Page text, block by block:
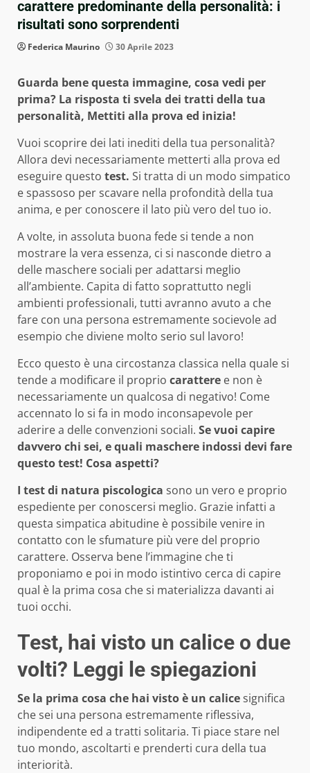
carattere predominante della personalità: i
risultati sono sorprendenti
Federica Maurino 30 Aprile 2023
Guarda bene questa immagine, cosa vedi per
prima? La risposta ti svela dei tratti della tua
personalità, Mettiti alla prova ed inizia!
Vuoi scoprire dei lati inediti della tua personalità?
Allora devi necessariamente metterti alla prova ed
eseguire questo test. Si tratta di un modo simpatico
e spassoso per scavare nella profondità della tua
anima, e per conoscere il lato più vero del tuo io.
A volte, in assoluta buona fede si tende a non
mostrare la vera essenza, ci si nasconde dietro a
delle maschere sociali per adattarsi meglio
all’ambiente. Capita di fatto soprattutto negli
ambienti professionali, tutti avranno avuto a che
fare con una persona estremamente socievole ad
esempio che diviene molto serio sul lavoro!
Ecco questo è una circostanza classica nella quale si
tende a modificare il proprio carattere e non è
necessariamente un qualcosa di negativo! Come
accennato lo si fa in modo inconsapevole per
aderire a delle convenzioni sociali. Se vuoi capire
davvero chi sei, e quali maschere indossi devi fare
questo test! Cosa aspetti?
I test di natura piscologica sono un vero e proprio
espediente per conoscersi meglio. Grazie infatti a
questa simpatica abitudine è possibile venire in
contatto con le sfumature più vere del proprio
carattere. Osserva bene l’immagine che ti
proponiamo e poi in modo istintivo cerca di capire
qual è la prima cosa che si materializza davanti ai
tuoi occhi.
Test, hai visto un calice o due
volti? Leggi le spiegazioni
Se la prima cosa che hai visto è un calicesignifica
che sei una persona estremamente riflessiva,
indipendente ed a tratti solitaria. Ti piace stare nel
tuo mondo, ascoltarti e prenderti cura della tua
interiorità.